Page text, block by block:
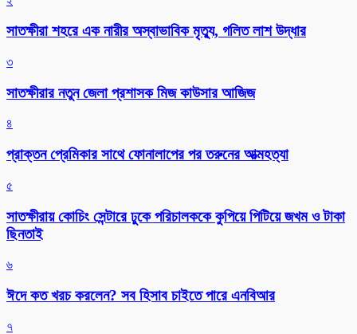
সাতক্ষীরা শহরে এক নারীর অস্বাভাবিক মৃত্যু, গলিত লাশ উদ্ধার
৩
সাতক্ষীরার নতুন জেলা প্রশাসক মিজ কাউসার আজিজ
৪
প্রাক্তন প্রেমিকার সাথে ফোনালাপের পর তরুনের আত্মহত্যা
৫
সাতক্ষীরায় কোচিং সেন্টারে ঢুকে পরিচালককে কুপিয়ে পিটিয়ে জখম ও টাকা
ছিনতাই
৬
ঈদে কত খরচ করলেন? সব হিসাব চাইতে পারে এনবিআর
৭